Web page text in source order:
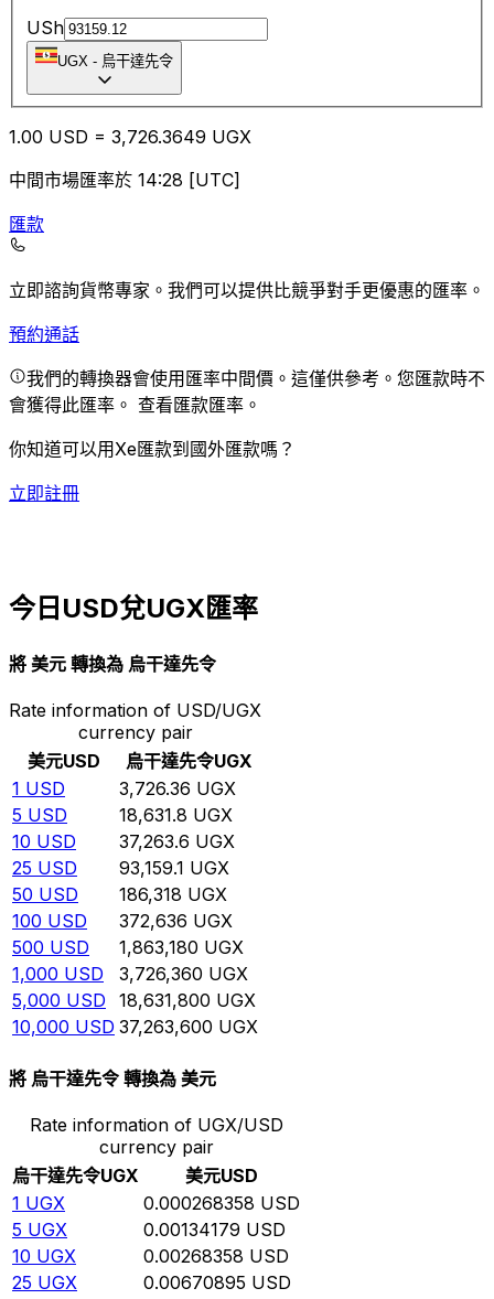
USh
UGX - 烏干達先令
1.00 USD = 3,726.3649 UGX
中間市場匯率於 14:28 [UTC]
匯款
立即諮詢貨幣專家。 我們可以提供比競爭對手更優惠的匯率。
預約通話
我們的轉換器會使用匯率中間價。這僅供參考。您匯款時不
會獲得此匯率。 查看匯款匯率。
你知道可以用Xe匯款到國外匯款嗎？
立即註冊
今日USD兌UGX匯率
將 美元 轉換為 烏干達先令
Rate information of USD/UGX
currency pair
美元USD 烏干達先令UGX
1 USD 3,726.36 UGX
5 USD 18,631.8 UGX
10 USD 37,263.6 UGX
25 USD 93,159.1 UGX
50 USD 186,318 UGX
100 USD 372,636 UGX
500 USD 1,863,180 UGX
1,000 USD 3,726,360 UGX
5,000 USD 18,631,800 UGX
10,000 USD 37,263,600 UGX
將 烏干達先令 轉換為 美元
Rate information of UGX/USD
currency pair
烏干達先令UGX 美元USD
1 UGX 0.000268358 USD
5 UGX 0.00134179 USD
10 UGX 0.00268358 USD
25 UGX 0.00670895 USD